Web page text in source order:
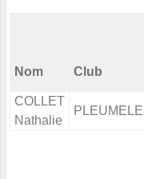
Nom Club
COLLET
Nathalie